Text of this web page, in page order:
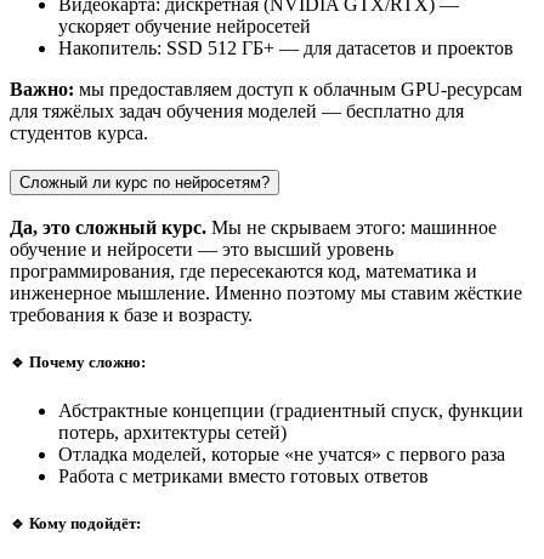
ускоряет обучение нейросетей
Накопитель: SSD 512 ГБ+ — для датасетов и проектов
Важно: мы предоставляем доступ к облачным GPU-ресурсам
для тяжёлых задач обучения моделей — бесплатно для
студентов курса.
Сложный ли курс по нейросетям?
Да, это сложный курс. Мы не скрываем этого: машинное
обучение и нейросети — это высший уровень
программирования, где пересекаются код, математика и
инженерное мышление. Именно поэтому мы ставим жёсткие
требования к базе и возрасту.
🔹 Почему сложно:
Абстрактные концепции (градиентный спуск, функции
потерь, архитектуры сетей)
Отладка моделей, которые «не учатся» с первого раза
Работа с метриками вместо готовых ответов
🔹 Кому подойдёт: